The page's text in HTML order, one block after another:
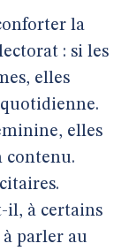
la
: si les
elles
elles
contenu.
il, à certains
parler au